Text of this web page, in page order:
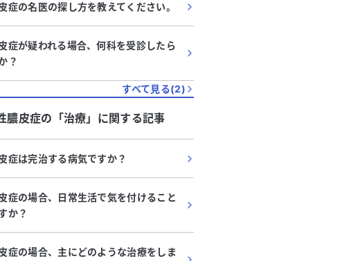
症の名医の探し方を教えてください。
症が疑われる場合、何科を受診したら
？
すべて見る(2)
膿皮症の「治療」に関する記事
症は完治する病気ですか？
症の場合、日常生活で気を付けること
か？
症の場合、主にどのような治療をしま